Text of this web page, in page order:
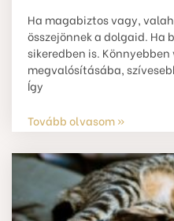
Ha magabiztos vagy,
összejönnek a dolgaid. Ha
sikeredben is. Könnyebben
megvalósításába,
Így
Tovább olvasom »